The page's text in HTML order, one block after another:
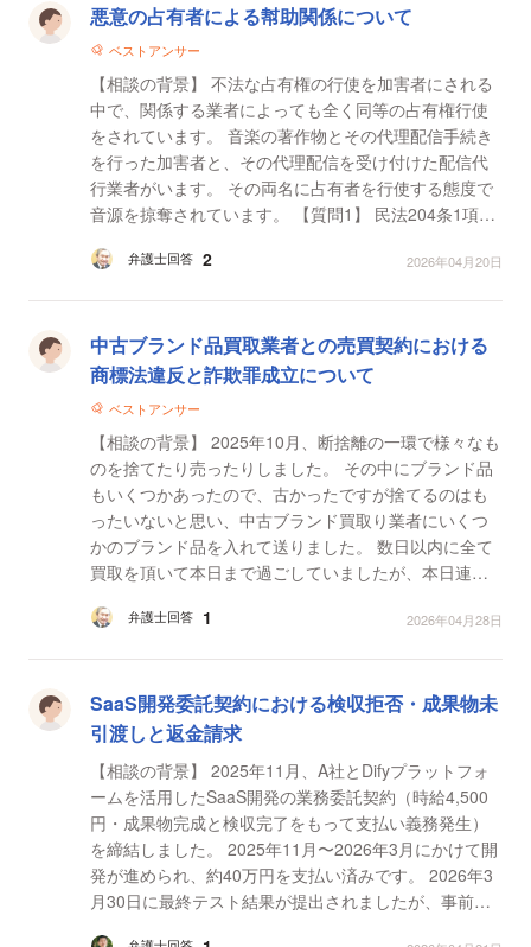
悪意の占有者による幇助関係について
ベストアンサー
【相談の背景】 不法な占有権の行使を加害者にされる
中で、関係する業者によっても全く同等の占有権行使
をされています。 音楽の著作物とその代理配信手続き
を行った加害者と、その代理配信を受け付けた配信代
行業者がいます。 その両名に占有者を行使する態度で
音源を掠奪されています。 【質問1】 民法204条1項の
弁護士回答 2 2026年04月20日
中古ブランド品買取業者との売買契約における
商標法違反と詐欺罪成立について
ベストアンサー
【相談の背景】 2025年10月、断捨離の一環で様々なも
のを捨てたり売ったりしました。 その中にブランド品
もいくつかあったので、古かったですが捨てるのはも
ったいないと思い、中古ブランド買取り業者にいくつ
かのブランド品を入れて送りました。 数日以内に全て
買取を頂いて本日まで過ごしていましたが、本日連絡
た...
弁護士回答 1 2026年04月28日
SaaS開発委託契約における検収拒否・成果物未
引渡しと返金請求
【相談の背景】 2025年11月、A社とDifyプラットフォ
ームを活用したSaaS開発の業務委託契約（時給4,500
円・成果物完成と検収完了をもって支払い義務発生）
を締結しました。 2025年11月〜2026年3月にかけて開
発が進められ、約40万円を支払い済みです。 2026年3
月30日に最終テスト結果が提出されましたが、事前に